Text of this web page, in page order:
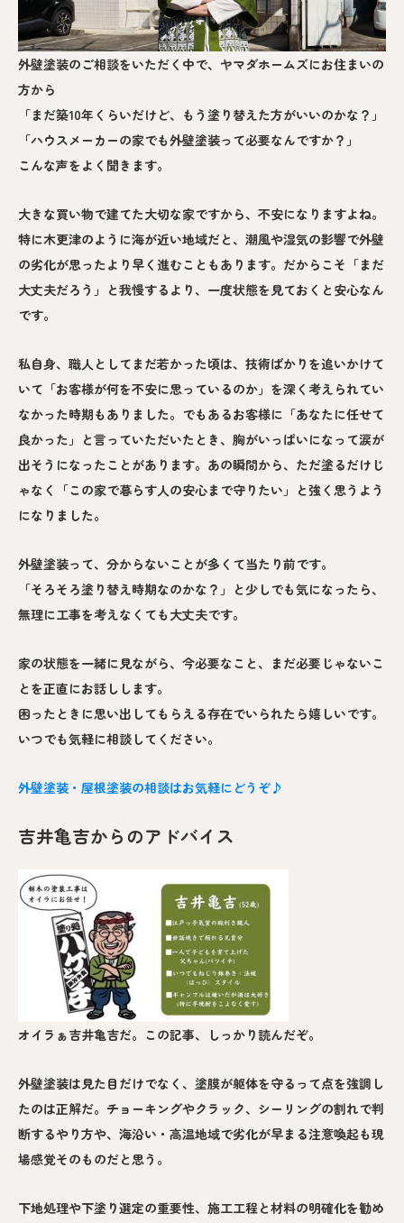
外壁塗装のご相談をいただく中で、ヤマダホームズにお住まいの
方から
「まだ築10年くらいだけど、もう塗り替えた方がいいのかな？」
「ハウスメーカーの家でも外壁塗装って必要なんですか？」
こんな声をよく聞きます。
大きな買い物で建てた大切な家ですから、不安になりますよね。
特に木更津のように海が近い地域だと、潮風や湿気の影響で外壁
の劣化が思ったより早く進むこともあります。だからこそ「まだ
大丈夫だろう」と我慢するより、一度状態を見ておくと安心なん
です。
私自身、職人としてまだ若かった頃は、技術ばかりを追いかけて
いて「お客様が何を不安に思っているのか」を深く考えられてい
なかった時期もありました。でもあるお客様に「あなたに任せて
良かった」と言っていただいたとき、胸がいっぱいになって涙が
出そうになったことがあります。あの瞬間から、ただ塗るだけじ
ゃなく「この家で暮らす人の安心まで守りたい」と強く思うよう
になりました。
外壁塗装って、分からないことが多くて当たり前です。
「そろそろ塗り替え時期なのかな？」と少しでも気になったら、
無理に工事を考えなくても大丈夫です。
家の状態を一緒に見ながら、今必要なこと、まだ必要じゃないこ
とを正直にお話しします。
困ったときに思い出してもらえる存在でいられたら嬉しいです。
いつでも気軽に相談してください。
外壁塗装・屋根塗装の相談はお気軽にどうぞ♪
吉井亀吉からのアドバイス
オイラぁ吉井亀吉だ。この記事、しっかり読んだぞ。
外壁塗装は見た目だけでなく、塗膜が躯体を守るって点を強調し
たのは正解だ。チョーキングやクラック、シーリングの割れで判
断するやり方や、海沿い・高温地域で劣化が早まる注意喚起も現
場感覚そのものだと思う。
下地処理や下塗り選定の重要性、施工工程と材料の明確化を勧め